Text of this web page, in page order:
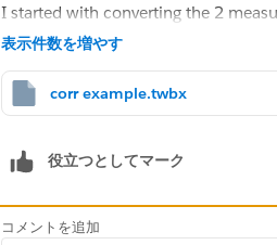
I started with converting the 2
{ FIXED [Sub-Category]:sum([Profit])}
{ FIXED [Sub-Category]:sum([Sales])}
used in this
{ FIXED : CORR( zn([lod
表示件数を増やす
corr example.twbx
役立つとしてマーク
コメントを追加